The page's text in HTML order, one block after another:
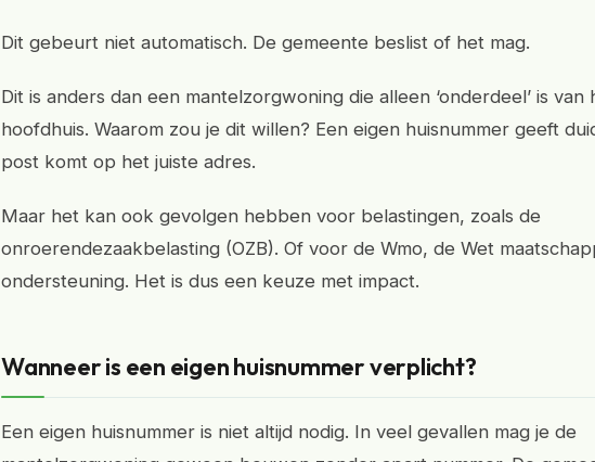
Dit gebeurt niet automatisch. De gemeente beslist of het mag.
Dit is anders dan een mantelzorgwoning die alleen ‘onderdeel’ is van
hoofdhuis. Waarom zou je dit willen? Een eigen huisnummer geeft
post komt op het juiste adres.
Maar het kan ook gevolgen hebben voor belastingen, zoals de
onroerendezaakbelasting (OZB). Of voor de Wmo, de Wet
ondersteuning. Het is dus een keuze met impact.
Wanneer is een eigen huisnummer verplicht?
Een eigen huisnummer is niet altijd nodig. In veel gevallen mag je de